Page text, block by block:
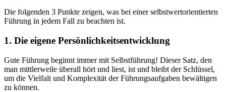
Die folgenden 3 Punkte zeigen, was bei einer selbstwertorientierten
Führung in jedem Fall zu beachten ist.
1. Die eigene Persönlichkeitsentwicklung
Gute Führung beginnt immer mit Selbstführung! Dieser Satz, den
man mittlerweile überall hört und liest, ist und bleibt der Schlüssel,
um die Vielfalt und Komplexität der Führungsaufgaben bewältigen
zu können.